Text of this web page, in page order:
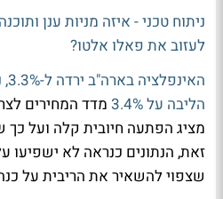
ניתוח טכני - איזה מניות ענן
לעזוב את פאלו אלטו?
הליבה על 3.4%
מדד המחירים
מציג הפתעה חיובית קלה ועל
זאת, הנתונים כנראה לא
שצפוי להשאיר את הריבית על